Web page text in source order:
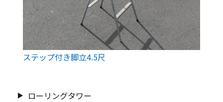
ステップ付き脚立4.5尺
ローリングタワー